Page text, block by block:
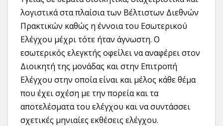
λογιστικά στα πλαίσια των Βέλτιστων Διεθνών
Πρακτικών καθώς η έννοια του Εσωτερικού
Ελέγχου μέχρι τότε ήταν άγνωστη. Ο
εσωτερικός ελεγκτής οφείλει να αναφέρει στον
Διοικητή της μονάδας και στην Επιτροπή
Ελέγχου στην οποία είναι και μέλος κάθε θέμα
που έχει σχέση με την πορεία και τα
αποτελέσματα του ελέγχου και να συντάσσει
σχετικές μηνιαίες εκθέσεις ελέγχου.